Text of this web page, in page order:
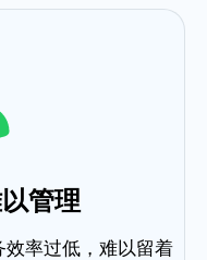
管理
率过低，难以留着